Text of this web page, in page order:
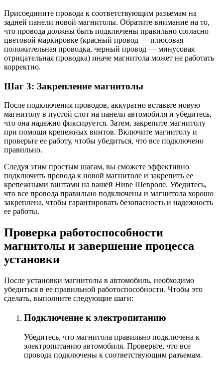
Присоедините провода к соответствующим разъемам на
задней панели новой магнитолы. Обратите внимание на то,
что провода должны быть подключены правильно согласно
цветовой маркировке (красный провод — плюсовая
положительная проводка, черный провод — минусовая
отрицательная проводка) иначе магнитола может не работать
корректно.
Шаг 3: Закрепление магнитолы
После подключения проводов, аккуратно вставьте новую
магнитолу в пустой слот на панели автомобиля и убедитесь,
что она надежно фиксируется. Затем, закрепите магнитолу
при помощи крепежных винтов. Включите магнитолу и
проверьте ее работу, чтобы убедиться, что все подключено
правильно.
Следуя этим простым шагам, вы сможете эффективно
подключить провода к новой магнитоле и закрепить ее
крепежными винтами на вашей Ниве Шевроле. Убедитесь,
что все провода правильно подключены и магнитола хорошо
закреплена, чтобы гарантировать безопасность и надежность
ее работы.
Проверка работоспособности
магнитолы и завершение процесса
установки
После установки магнитолы в автомобиль, необходимо
убедиться в ее правильной работоспособности. Чтобы это
сделать, выполните следующие шаги:
Подключение к электропитанию
Убедитесь, что магнитола правильно подключена к
электропитанию автомобиля. Проверьте, что все
провода подключены к соответствующим разъемам.